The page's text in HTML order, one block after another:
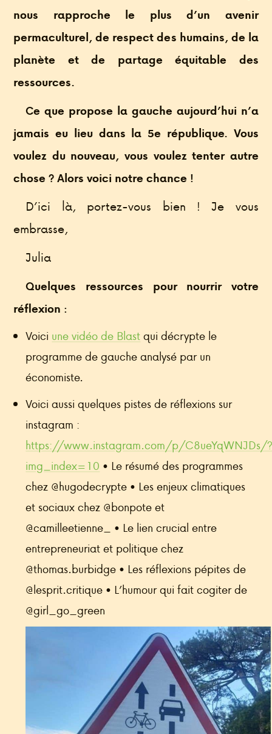
nous rapproche le plus d’un avenir
permaculturel, de respect des humains, de la
planète et de partage équitable des
ressources.
Ce que propose la gauche aujourd’hui n’a
jamais eu lieu dans la 5e république. Vous
voulez du nouveau, vous voulez tenter autre
chose ? Alors voici notre chance !
D’ici là, portez-vous bien ! Je vous
embrasse,
Julia
Quelques ressources pour nourrir votre
réflexion :
Voici une vidéo de Blastqui décrypte le
programme de gauche analysé par un
économiste.
Voici aussi quelques pistes de réflexions sur
instagram :
https://www.instagram.com/p/C8ueYqWNJDs/
img_index=10 • Le résumé des programmes
chez @hugodecrypte • Les enjeux climatiques
et sociaux chez @bonpote et
@camilleetienne_ • Le lien crucial entre
entrepreneuriat et politique chez
@thomas.burbidge • Les réflexions pépites de
@lesprit.critique • L’humour qui fait cogiter de
@girl_go_green